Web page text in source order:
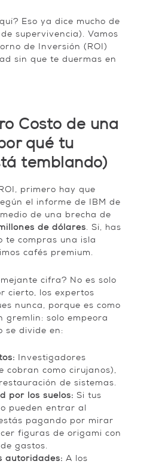
Eso ya dice mucho de
supervivencia). Vamos
de Inversión (ROI)
sin que te duermas en
Costo de una
qué tu
temblando)
primero hay que
el informe de IBM de
de una brecha de
de dólares. Sí, has
te compras una isla
cafés premium.
cifra? No es solo
cierto, los expertos
nunca, porque es como
gremlin: solo empeora
se divide en:
Investigadores
cobran como cirujanos),
de sistemas.
por los suelos: Si tus
pueden entrar al
pagando por mirar
figuras de origami con
gastos.
autoridades: A los